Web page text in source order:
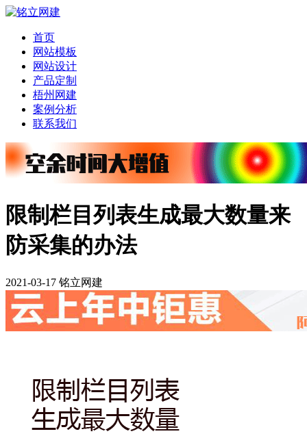
首页
网站模板
网站设计
产品定制
梧州网建
案例分析
联系我们
限制栏目列表生成最大数量来
防采集的办法
2021-03-17 铭立网建